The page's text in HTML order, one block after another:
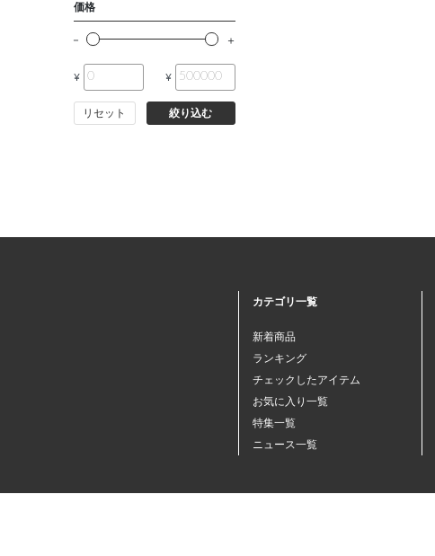
その他ペット用品
小動物・鳥フード
価格
¥ ¥
リセット 絞り込む
カテゴリ一覧
新着商品
ランキング
チェックしたアイテム
お気に入り一覧
特集一覧
ニュース一覧